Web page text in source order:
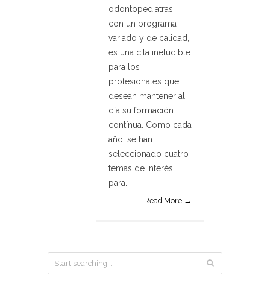
odontopediatras,
con un programa
variado y de calidad,
es una cita ineludible
para los
profesionales que
desean mantener al
día su formación
contínua. Como cada
año, se han
seleccionado cuatro
temas de interés
para...
Read More →